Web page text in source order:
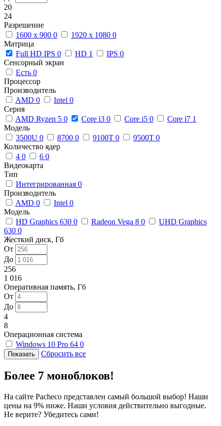
20
24
Разрешение
1600 x 900 0 1920 x 1080 0
Матрица
Full HD IPS 0 HD 1 IPS 0
Сенсорный экран
Есть 0
Процессор
Производитель
AMD 0 Intel 0
Серия
AMD Ryzen 5 0 Core i3 0 Core i5 0 Core i7 1
Модель
3500U 0 8700 0 9100T 0 9500T 0
Количество ядер
4 0 6 0
Видеокарта
Тип
Интегрированная 0
Производитель
AMD 0 Intel 0
Модель
HD Graphics 630 0 Radeon Vega 8 0
UHD Graphics
630 0
Жесткий диск, Гб
От
До
256
1 016
Оперативная память, Гб
От
До
4
8
Операционная система
Windows 10 Pro 64 0
Сбросить все
Более 7 моноблоков!
На сайте Pacheco представлен самый большой выбор! Наши
цены на 9% ниже. Наши условия действительно выгодные.
Не верите? Убедитесь сами!